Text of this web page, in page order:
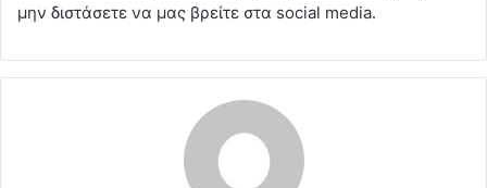
μην διστάσετε να μας βρείτε στα social media.